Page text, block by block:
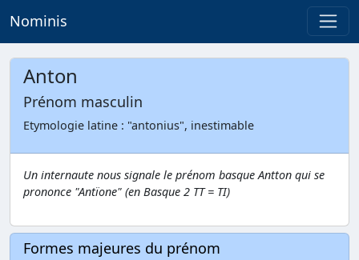
Nominis
Anton
Prénom masculin
Etymologie latine : "antonius", inestimable
Un internaute nous signale le prénom basque Antton qui se
prononce "Antïone" (en Basque 2 TT = TI)
Formes majeures du prénom